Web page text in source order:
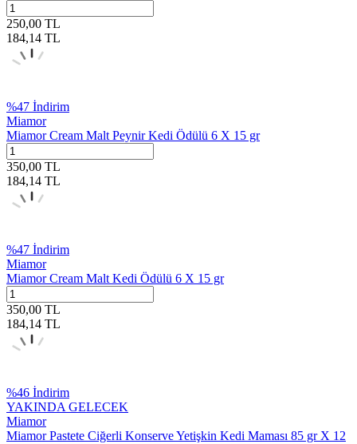
250,00 TL
184,14 TL
%47 İndirim
Miamor
Miamor Cream Malt Peynir Kedi Ödülü 6 X 15 gr
350,00 TL
184,14 TL
%47 İndirim
Miamor
Miamor Cream Malt Kedi Ödülü 6 X 15 gr
350,00 TL
184,14 TL
%46 İndirim
YAKINDA GELECEK
Miamor
Miamor Pastete Ciğerli Konserve Yetişkin Kedi Maması 85 gr X 12